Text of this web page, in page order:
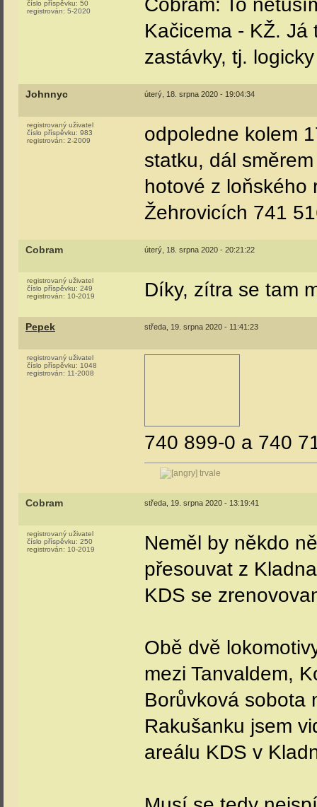
číslo příspěvku: 50
registrován: 5-2020
Cobram: To
Kačicema - KŽ.
zastávky, tj.
Johnnyc úterý, 18. srpna 2020 - 19:04:34
registrovaný uživatel
číslo příspěvku: 983
registrován: 2-2009
odpoledne kolem
statku, dál
hotové z loňského
Žehrovicích 741
Cobram úterý, 18. srpna 2020 - 20:21:22
registrovaný uživatel
číslo příspěvku: 249
registrován: 10-2019 Díky, zítra se tam
Pepek středa, 19. srpna 2020 - 11:41:23
registrovaný uživatel
číslo příspěvku: 1048
registrován: 11-2008
740 899-0 a 740
trvale
Cobram středa, 19. srpna 2020 - 13:19:41
registrovaný uživatel
číslo příspěvku: 250
registrován: 10-2019
Neměl by někdo
přesouvat z
KDS se
Obě dvě
mezi Tanvaldem,
Borůvková sobota
Rakušanku jsem
areálu KDS v